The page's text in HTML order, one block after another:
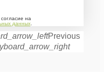
на
данных.
Previous